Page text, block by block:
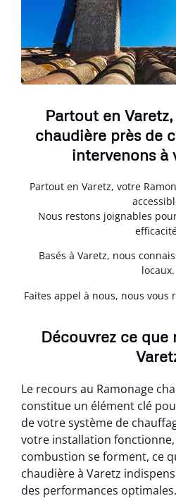
Partout en
chaudière près de
intervenons à
Partout en Varetz, votre
Nous restons joignables
Basés à Varetz, nous
locaux.
Faites appel à nous, nous vous
Découvrez ce que
Le recours au Ramonage
constitue un élément clé
de votre système de
votre installation
combustion se forment, ce
chaudière à Varetz
des performances optimales.